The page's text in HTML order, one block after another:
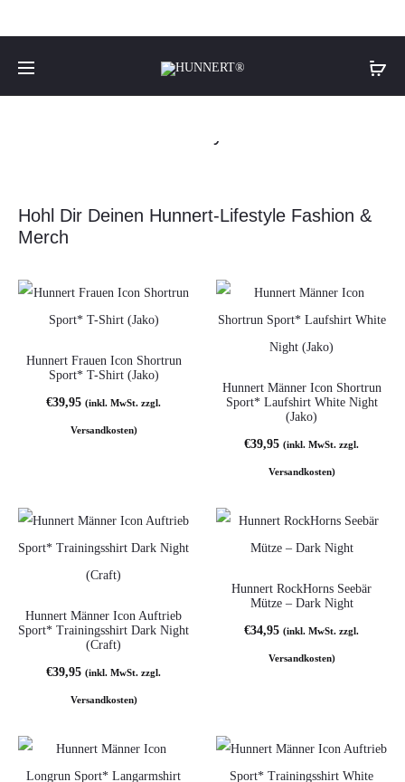
Sport
Du Bist Hunnert!
Hohl Dir Deinen Hunnert-Lifestyle Fashion &
Merch
Hunnert Frauen Icon Shortrun
Sport* T-Shirt (Jako)
€39,95 (inkl. MwSt. zzgl.
Versandkosten)
Hunnert Männer Icon Shortrun
Sport* Laufshirt White Night
(Jako)
€39,95 (inkl. MwSt. zzgl.
Versandkosten)
Hunnert Männer Icon Auftrieb
Sport* Trainingsshirt Dark Night
(Craft)
€39,95 (inkl. MwSt. zzgl.
Versandkosten)
Hunnert RockHorns Seebär
Mütze – Dark Night
€34,95 (inkl. MwSt. zzgl.
Versandkosten)